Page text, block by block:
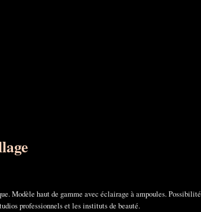
Modèle haut de gamme avec éclairage à ampoules. Possibilité
professionnels et les instituts de beauté.